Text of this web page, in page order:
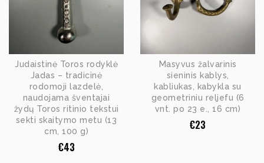
Judaistinė Toros rodyklė
Jadas – tradicinė
rodomoji lazdelė,
naudojama šventajai
žydų Toros ritinio tekstui
sekti skaitymo metu (13
cm, 100 g)
€43
Masyvus žalvarinis
sieninis kablys,
kabliukas, kabykla su
geometriniu reljefu (6
vnt. po 23 e., 16 cm)
€23